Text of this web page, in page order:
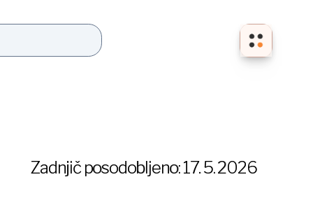
Zadnjič posodobljeno:17. 5. 2026